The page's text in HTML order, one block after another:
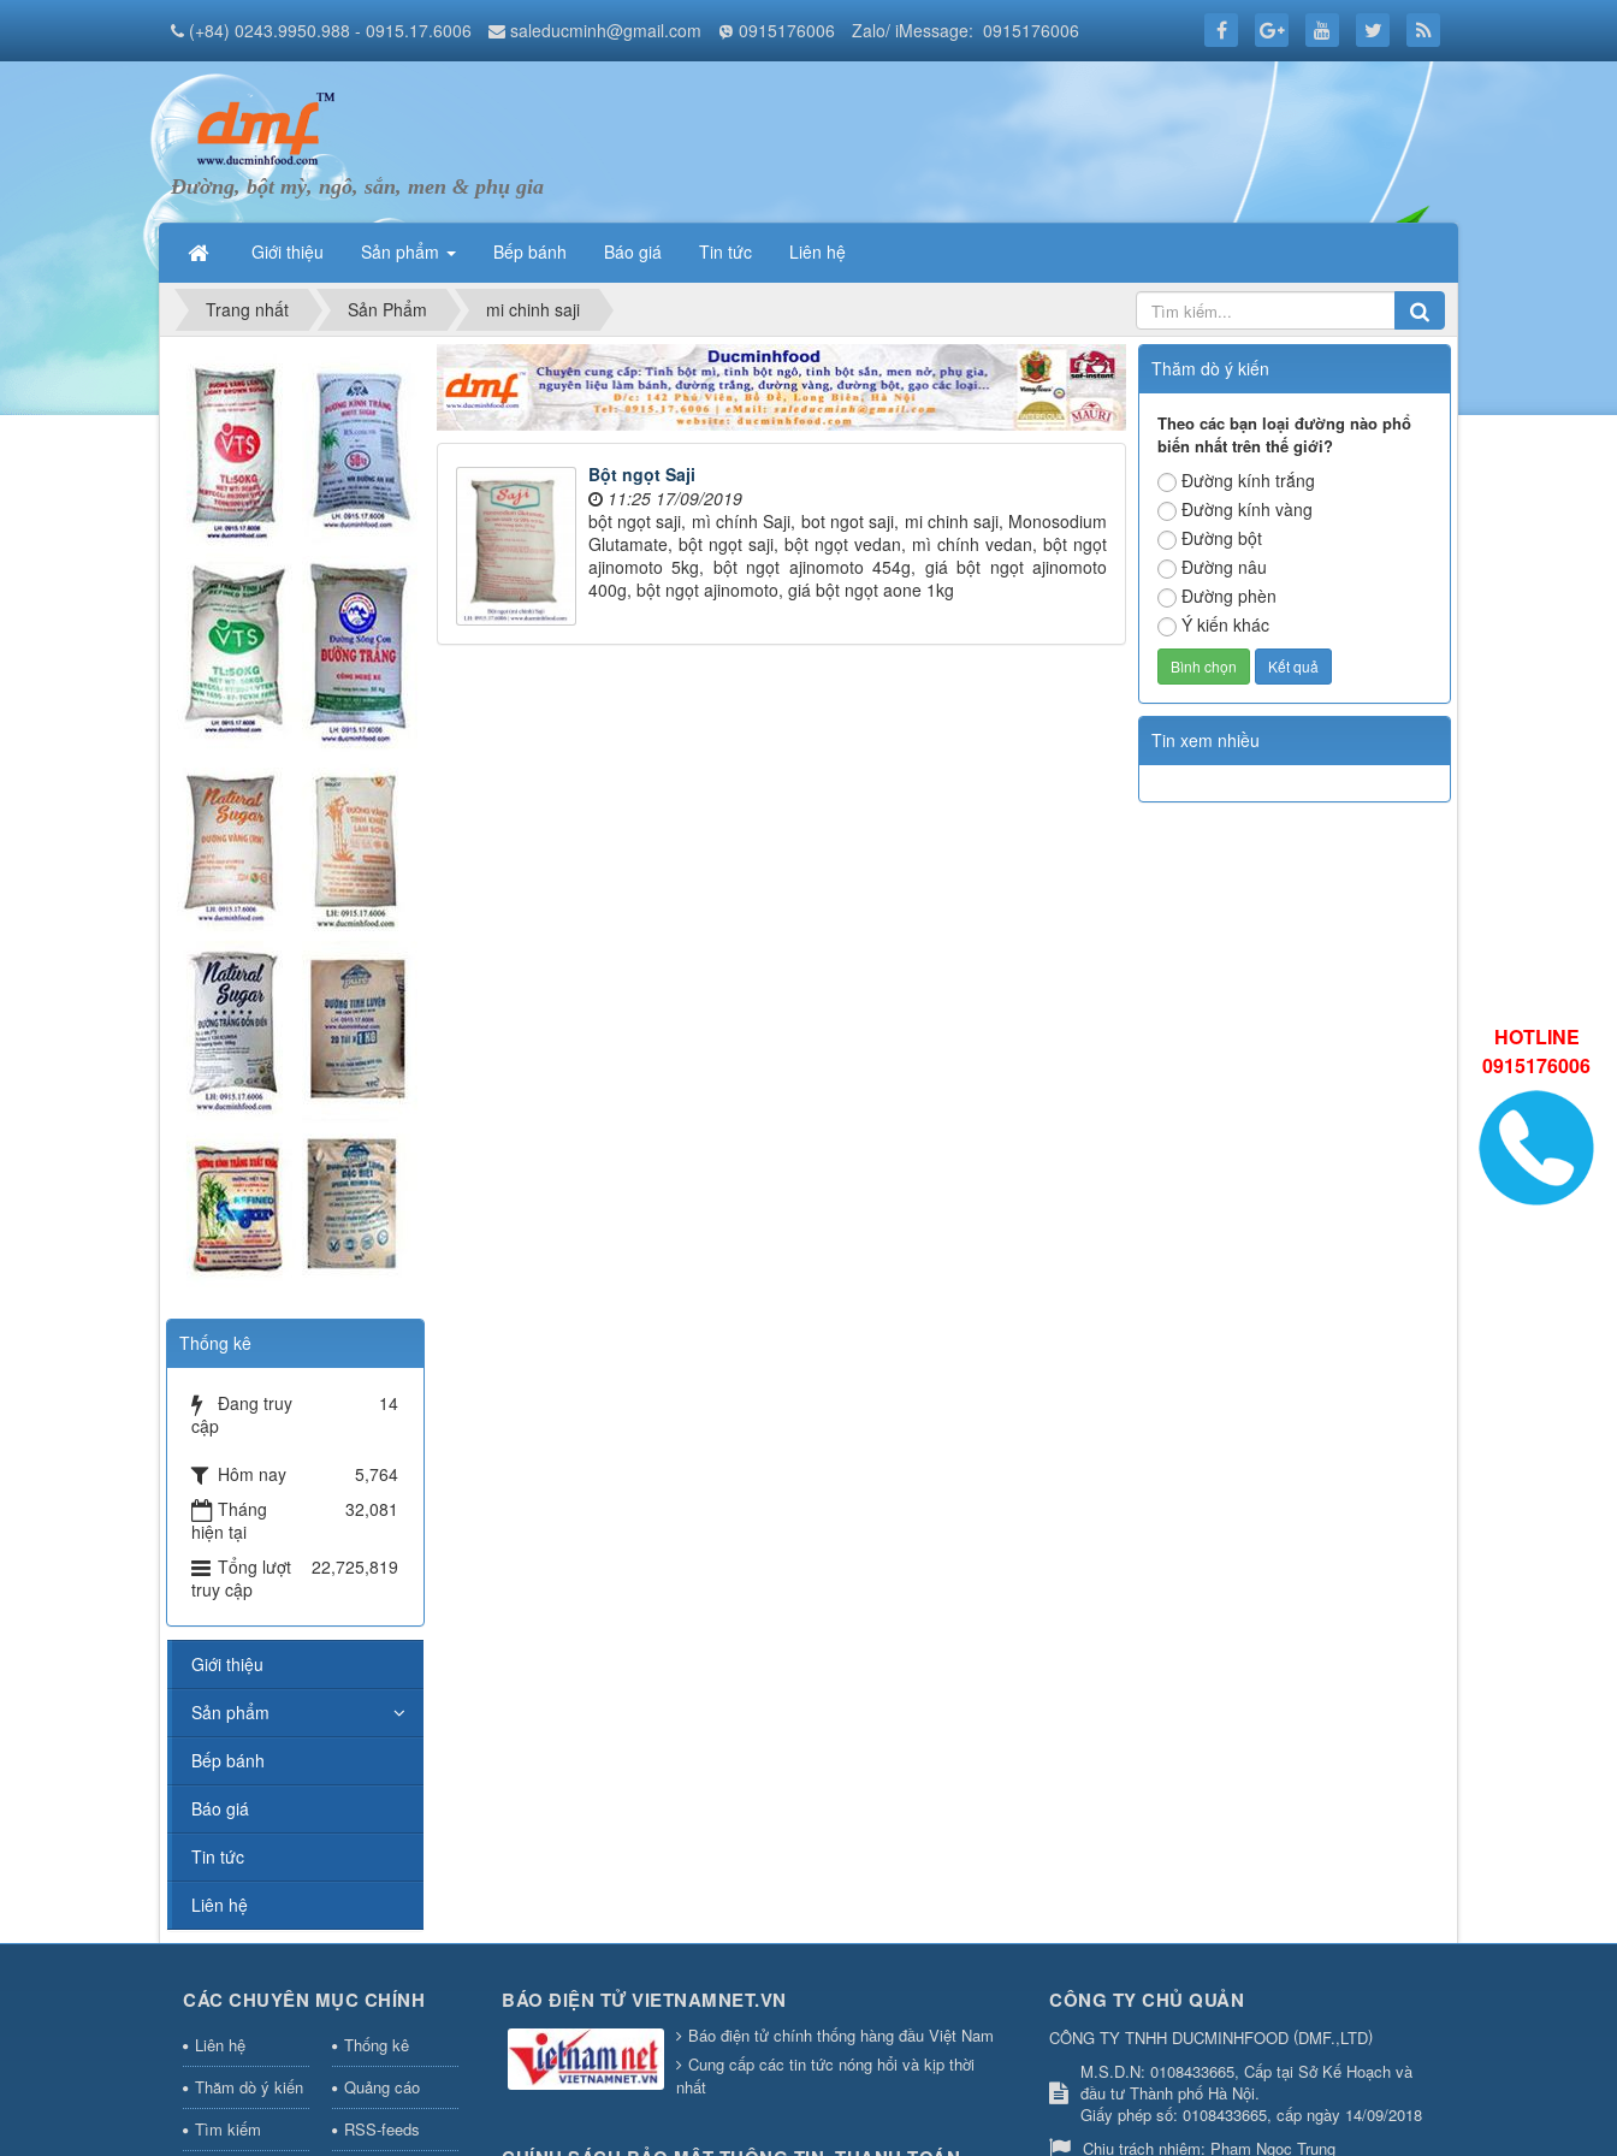
Đường, bột mỳ, ngô, sắn, men & phụ gia
Giới thiệu Sản phẩm Bếp bánh Báo giá Tin tức Liên hệ
(+84) 0243.9950.988 - 0915.17.6006 saleducminh@gmail.com 0915176006 Zalo/ iMessage: 0915176006
Trang nhất Sản Phẩm mi chinh saji
Bột ngọt Saji
11:25 17/09/2019
bột ngọt saji, mì chính Saji, bot ngot saji, mi chinh saji, Monosodium
Glutamate, bột ngọt saji, bột ngọt vedan, mì chính vedan, bột ngọt
ajinomoto 5kg, bột ngọt ajinomoto 454g, giá bột ngọt ajinomoto
400g, bột ngọt ajinomoto, giá bột ngọt aone 1kg
Thăm dò ý kiến
Theo các bạn loại đường nào phổ
biến nhất trên thế giới?
Đường kính trắng
Đường kính vàng
Đường bột
Đường nâu
Đường phèn
Ý kiến khác
Tin xem nhiều
Thống kê
Đang truy
cập
14
Hôm nay
5,764
Tháng
hiện tại
32,081
Tổng lượt
truy cập
22,725,819
Giới thiệu
Sản phẩm
Bếp bánh
Báo giá
Tin tức
Liên hệ
CÁC CHUYÊN MỤC CHÍNH
Liên hệ
Thống kê
Thăm dò ý kiến
Quảng cáo
Tìm kiếm
RSS-feeds
BÁO ĐIỆN TỬ VIETNAMNET.VN
Báo điện tử chính thống hàng đầu Việt Nam
Cung cấp các tin tức nóng hổi và kịp thời
nhất
CÔNG TY CHỦ QUẢN
CÔNG TY TNHH DUCMINHFOOD (DMF.,LTD)
M.S.D.N: 0108433665, Cấp tại Sở Kế Hoạch và
đầu tư Thành phố Hà Nội.
Giấy phép số: 0108433665, cấp ngày 14/09/2018
Chịu trách nhiệm: Phạm Ngọc Trung
HOTLINE
0915176006